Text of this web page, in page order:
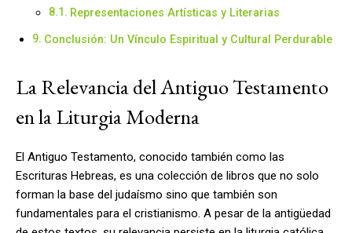
Representaciones Artísticas y Literarias
Conclusión: Un Vínculo Espiritual y Cultural Perdurable
La Relevancia del Antiguo Testamento
en la Liturgia Moderna
El Antiguo Testamento, conocido también como las
Escrituras Hebreas, es una colección de libros que no solo
forman la base del judaísmo sino que también son
fundamentales para el cristianismo. A pesar de la antigüedad